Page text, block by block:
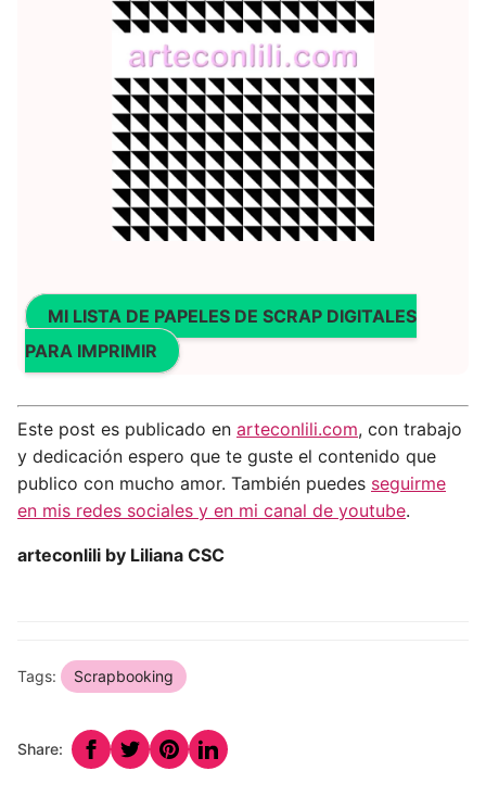
MI LISTA DE PAPELES DE SCRAP DIGITALES
PARA IMPRIMIR
Este post es publicado en arteconlili.com, con trabajo
y dedicación espero que te guste el contenido que
publico con mucho amor. También puedes seguirme
en mis redes sociales y en mi canal de youtube.
arteconlili by Liliana CSC
Tags: Scrapbooking
Share: